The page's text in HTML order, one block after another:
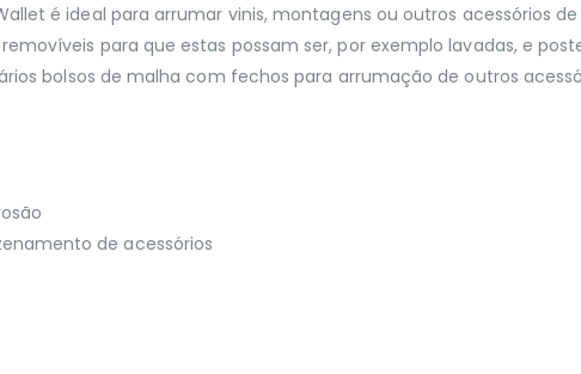
é ideal para arrumar vinis, montagens ou outros acessórios
removíveis para que estas possam ser, por exemplo lavadas, e
bolsos de malha com fechos para arrumação de outros
de acessórios